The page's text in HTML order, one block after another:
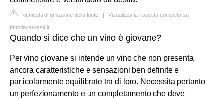
Richiesta di rimozione della fonte | Visualizza la risposta completa su
fattoriacarossa.it
Quando si dice che un vino è giovane?
Per vino giovane si intende un vino che non presenta
ancora caratteristiche e sensazioni ben definite e
particolarmente equilibrate tra di loro. Necessita pertanto
un perfezionamento e un completamento che deve